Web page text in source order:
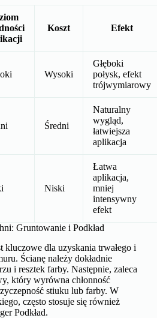
Koszt Efekt
Wysoki
Głęboki
połysk, efekt
trójwymiarowy
Średni
Naturalny
wygląd,
łatwiejsza
aplikacja
Niski
Łatwa
aplikacja,
mniej
intensywny
efekt
Gruntowanie i Podkład
kluczowe dla uzyskania trwałego i
Ścianę należy dokładnie
i resztek farby. Następnie, zaleca
który wyrówna chłonność
stiuku lub farby. W
często stosuje się również
Podkład.